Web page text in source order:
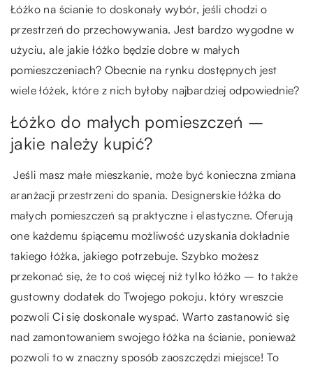
Łóżko na ścianie to doskonały wybór, jeśli chodzi o
przestrzeń do przechowywania. Jest bardzo wygodne w
użyciu, ale jakie łóżko będzie dobre w małych
pomieszczeniach? Obecnie na rynku dostępnych jest
wiele łóżek, które z nich byłoby najbardziej odpowiednie?
Łóżko do małych pomieszczeń –
jakie należy kupić?
Jeśli masz małe mieszkanie, może być konieczna zmiana
aranżacji przestrzeni do spania. Designerskie łóżka do
małych pomieszczeń są praktyczne i elastyczne. Oferują
one każdemu śpiącemu możliwość uzyskania dokładnie
takiego łóżka, jakiego potrzebuje. Szybko możesz
przekonać się, że to coś więcej niż tylko łóżko – to także
gustowny dodatek do Twojego pokoju, który wreszcie
pozwoli Ci się doskonale wyspać. Warto zastanowić się
nad zamontowaniem swojego łóżka na ścianie, ponieważ
pozwoli to w znaczny sposób zaoszczędzi miejsce! To